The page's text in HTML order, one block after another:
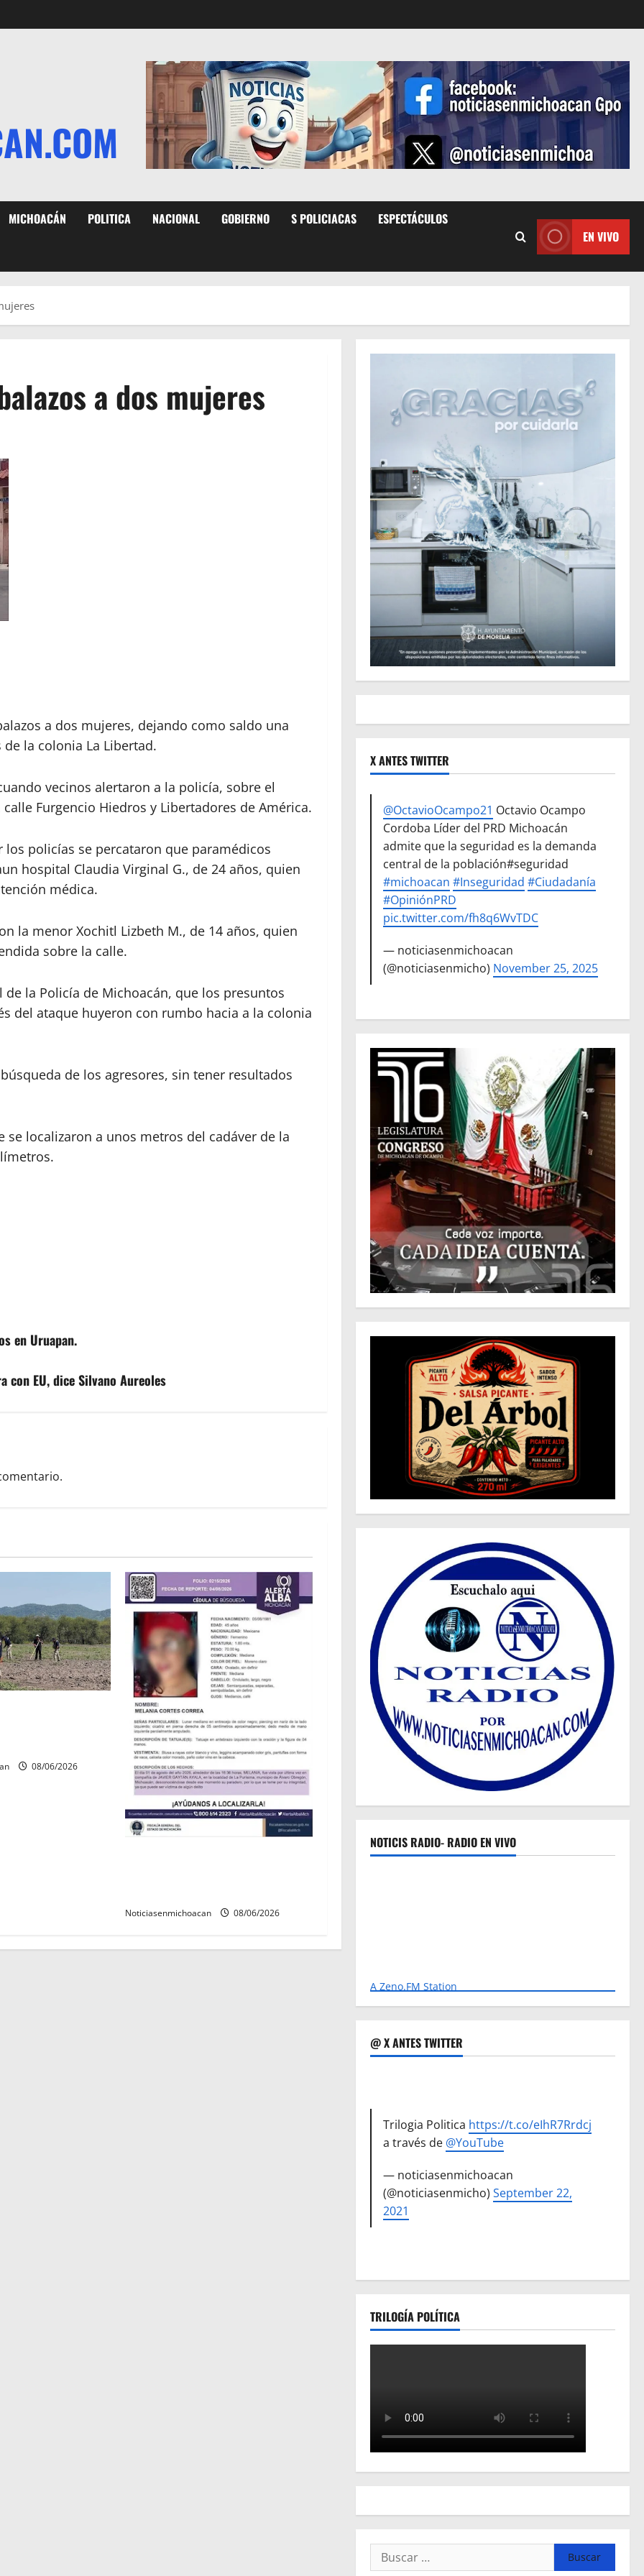
MICHOACÁN POLITICA NACIONAL GOBIERNO S POLICIACAS ESPECTÁCULOS
EN VIVO
a dos mujeres
a dos mujeres, dejando como saldo una
la colonia La Libertad.
vecinos alertaron a la policía, sobre el
Furgencio Hiedros y Libertadores de América.
policías se percataron que paramédicos
hospital Claudia Virginal G., de 24 años, quien
médica.
la menor Xochitl Lizbeth M., de 14 años, quien
sobre la calle.
la Policía de Michoacán, que los presuntos
del ataque huyeron con rumbo hacia a la colonia
de los agresores, sin tener resultados
localizaron a unos metros del cadáver de la
en Uruapan.
EU, dice Silvano Aureoles
08/06/2026
Noticiasenmichoacan 08/06/2026
X ANTES TWITTER
@OctavioOcampo21 Octavio Ocampo
Cordoba Líder del PRD Michoacán
admite que la seguridad es la demanda
central de la población#seguridad
#michoacan #Inseguridad #Ciudadanía
#OpiniónPRD
pic.twitter.com/fh8q6WvTDC
— noticiasenmichoacan
(@noticiasenmicho) November 25, 2025
NOTICIS RADIO- RADIO EN VIVO
A Zeno.FM Station
@ X ANTES TWITTER
Trilogia Politica https://t.co/eIhR7Rrdcj
a través de @YouTube
— noticiasenmichoacan
(@noticiasenmicho)September 22,
2021
TRILOGÍA POLÍTICA
Buscar: